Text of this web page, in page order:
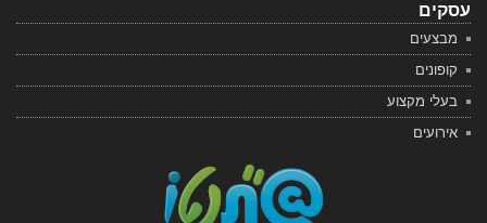
עסקים
מבצעים
קופונים
בעלי מקצוע
אירועים